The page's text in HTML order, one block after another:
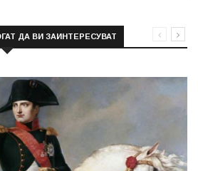
ДА ВИ ЗАИНТЕРЕСУВАТ